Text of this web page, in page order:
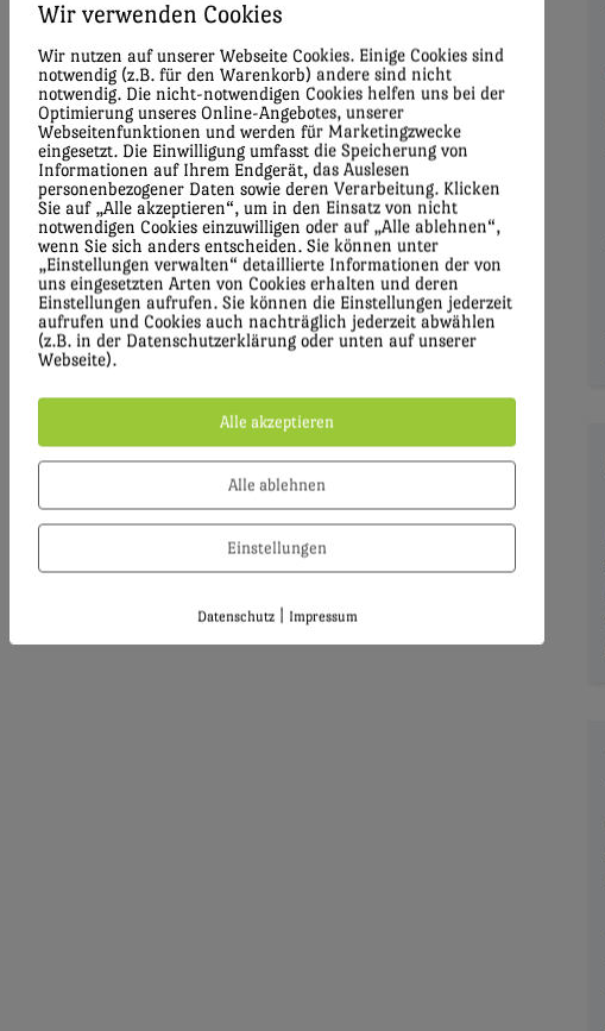
Wir verwenden Cookies
Wir nutzen auf unserer Webseite Cookies. Einige Cookies sind
notwendig (z.B. für den Warenkorb) andere sind nicht
notwendig. Die nicht-notwendigen Cookies helfen uns bei der
Optimierung unseres Online-Angebotes, unserer
Webseitenfunktionen und werden für Marketingzwecke
eingesetzt. Die Einwilligung umfasst die Speicherung von
Informationen auf Ihrem Endgerät, das Auslesen
personenbezogener Daten sowie deren Verarbeitung. Klicken
Sie auf „Alle akzeptieren“, um in den Einsatz von nicht
notwendigen Cookies einzuwilligen oder auf „Alle ablehnen“,
wenn Sie sich anders entscheiden. Sie können unter
„Einstellungen verwalten“ detaillierte Informationen der von
uns eingesetzten Arten von Cookies erhalten und deren
Einstellungen aufrufen. Sie können die Einstellungen jederzeit
aufrufen und Cookies auch nachträglich jederzeit abwählen
(z.B. in der Datenschutzerklärung oder unten auf unserer
Webseite).
Alle akzeptieren
Alle ablehnen
Einstellungen
Datenschutz| Impressum